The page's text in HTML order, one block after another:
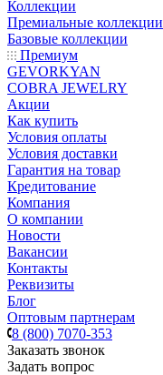
Коллекции
Премиальные коллекции
Базовые коллекции
Премиум
GEVORKYAN
COBRA JEWELRY
Акции
Как купить
Условия оплаты
Условия доставки
Гарантия на товар
Кредитование
Компания
О компании
Новости
Вакансии
Контакты
Реквизиты
Блог
Оптовым партнерам
8 (800) 7070-353
Заказать звонок
Задать вопрос